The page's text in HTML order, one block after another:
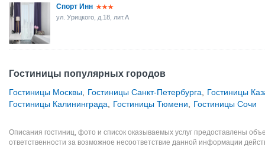
Спорт Инн
ул. Урицкого, д.18, лит.А
Гостиницы популярных городов
Гостиницы Москвы Гостиницы Санкт-Петербурга
Гостиницы
Гостиницы Калининграда
Гостиницы Тюмени Гостиницы Сочи
Описания гостиниц, фото и список оказываемых услуг предоставлены
ответственности за возможное несоответствие данной информации